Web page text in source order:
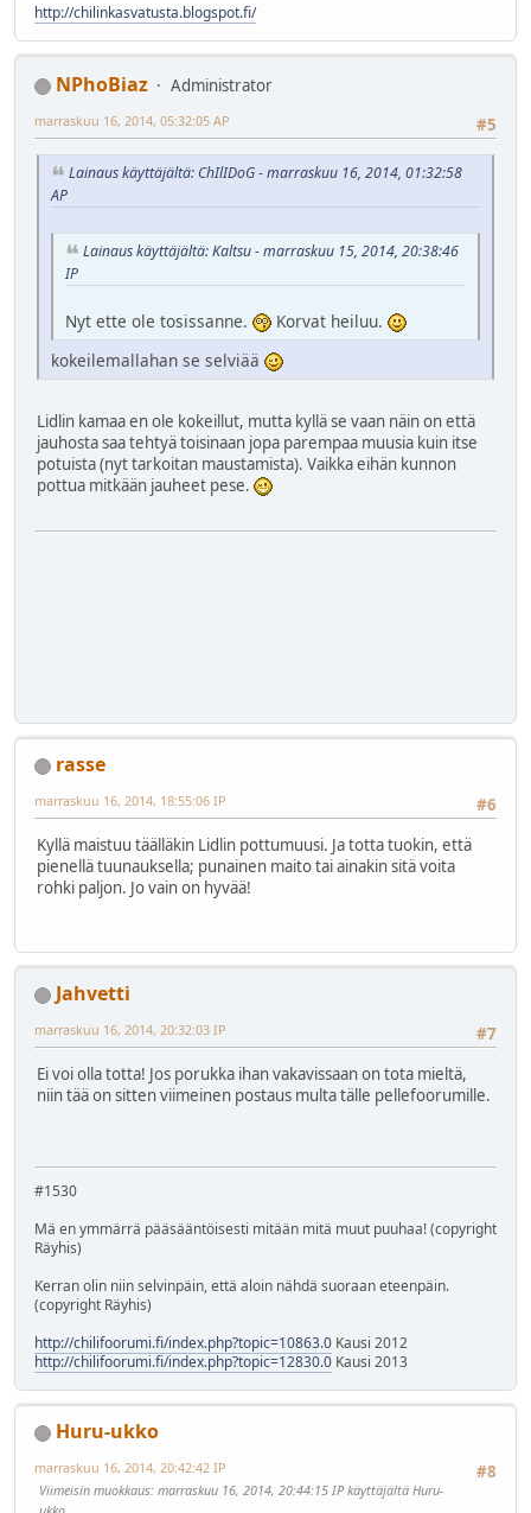
http://chilinkasvatusta.blogspot.fi/
NPhoBiaz
Administrator
#5
marraskuu 16, 2014, 05:32:05 AP
Lainaus käyttäjältä: ChIlIDoG - marraskuu 16, 2014, 01:32:58
AP
Lainaus käyttäjältä: Kaltsu - marraskuu 15, 2014, 20:38:46
IP
Nyt ette ole tosissanne.
Korvat heiluu.
kokeilemallahan se selviää
Lidlin kamaa en ole kokeillut, mutta kyllä se vaan näin on että
jauhosta saa tehtyä toisinaan jopa parempaa muusia kuin itse
potuista (nyt tarkoitan maustamista). Vaikka eihän kunnon
pottua mitkään jauheet pese.
rasse
#6
marraskuu 16, 2014, 18:55:06 IP
Kyllä maistuu täälläkin Lidlin pottumuusi. Ja totta tuokin, että
pienellä tuunauksella; punainen maito tai ainakin sitä voita
rohki paljon. Jo vain on hyvää!
Jahvetti
#7
marraskuu 16, 2014, 20:32:03 IP
Ei voi olla totta! Jos porukka ihan vakavissaan on tota mieltä,
niin tää on sitten viimeinen postaus multa tälle pellefoorumille.
#1530
Mä en ymmärrä pääsääntöisesti mitään mitä muut puuhaa! (copyright
Räyhis)
Kerran olin niin selvinpäin, että aloin nähdä suoraan eteenpäin.
(copyright Räyhis)
http://chilifoorumi.fi/index.php?topic=10863.0 Kausi 2012
http://chilifoorumi.fi/index.php?topic=12830.0 Kausi 2013
Huru-ukko
#8
marraskuu 16, 2014, 20:42:42 IP
Viimeisin muokkaus: marraskuu 16, 2014, 20:44:15 IP käyttäjältä Huru-